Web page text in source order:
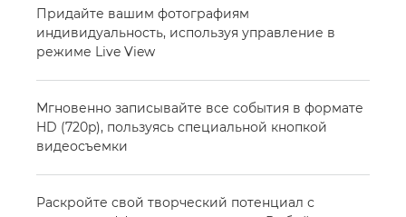
Придайте вашим фотографиям
индивидуальность, используя управление в
режиме Live View
Мгновенно записывайте все события в формате
HD (720p), пользуясь специальной кнопкой
видеосъемки
Раскройте свой творческий потенциал с